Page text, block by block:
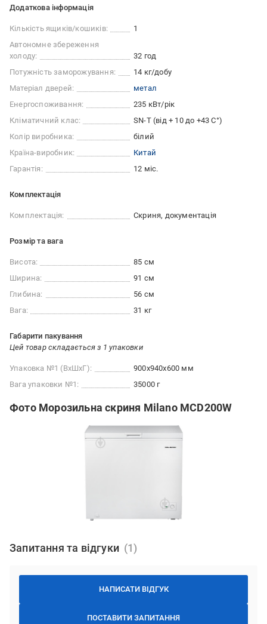
Додаткова інформація
Кількість ящиків/кошиків:
1
Автономне збереження
холоду:
32 год
Потужність заморожування:
14 кг/добу
Матеріал дверей:
метал
Енергоспоживання:
235 кВт/рік
Кліматичний клас:
SN-T (від + 10 до +43 С°)
Колір виробника:
білий
Країна-виробник:
Китай
Гарантія:
12 міс.
Комплектація
Комплектація: Скриня, документація
Розмір та вага
Висота:
85 см
Ширина:
91 см
Глибина:
56 см
Вага:
31 кг
Габарити пакування
Цей товар складається з 1 упаковки
Упаковка №1 (ВхШхГ):
900x940x600 мм
Вага упаковки №1:
35000 г
Фото Морозильна скриня Milano MCD200W
Запитання та відгуки
НАПИСАТИ ВІДГУК
ПОСТАВИТИ ЗАПИТАННЯ